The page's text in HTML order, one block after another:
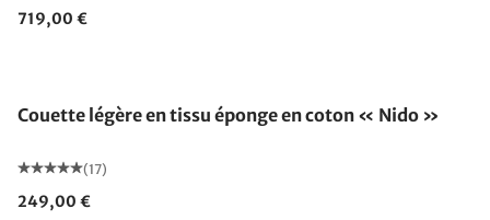
719,00 €
Couette légère en tissu éponge en coton « Nido »
(17)
249,00 €